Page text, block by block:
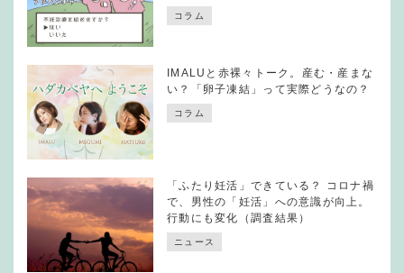
コラム
IMALUと赤裸々トーク。産む・産まな
い？「卵子凍結」って実際どうなの？
コラム
「ふたり妊活」できている？ コロナ禍
で、男性の「妊活」への意識が向上。
行動にも変化（調査結果）
ニュース